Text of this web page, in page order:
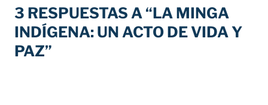
3 RESPUESTAS A “LA MINGA
INDÍGENA: UN ACTO DE VIDA Y
PAZ”